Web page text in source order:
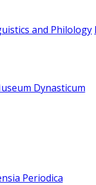
and Philology
Dynasticum
Periodica